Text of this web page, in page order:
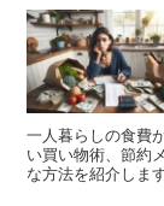
一人暮らしの食費
い買い物術、節約
な方法を紹介します